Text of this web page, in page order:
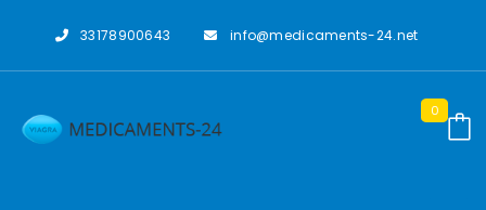
33178900643 info@medicaments-24.net
0